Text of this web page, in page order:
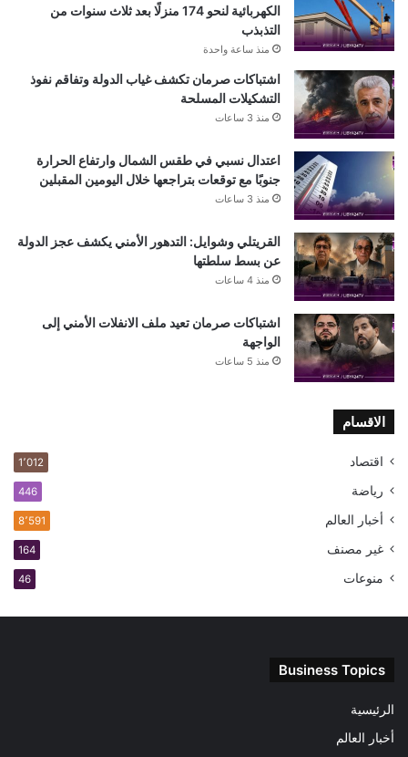
الكهربائية لنحو 174 منزلًا بعد ثلاث سنوات من
التذبذب
منذ ساعة واحدة
اشتباكات صرمان تكشف غياب الدولة وتفاقم نفوذ
التشكيلات المسلحة
منذ 3 ساعات
اعتدال نسبي في طقس الشمال وارتفاع الحرارة
جنوبًا مع توقعات بتراجعها خلال اليومين المقبلين
منذ 3 ساعات
القريتلي وشوايل: التدهور الأمني يكشف عجز الدولة
عن بسط سلطتها
منذ 4 ساعات
اشتباكات صرمان تعيد ملف الانفلات الأمني إلى
الواجهة
منذ 5 ساعات
الاقسام
اقتصاد 1٬012
رياضة 446
أخبار العالم 8٬591
غير مصنف 164
منوعات 46
Business Topics
الرئيسية
أخبار العالم